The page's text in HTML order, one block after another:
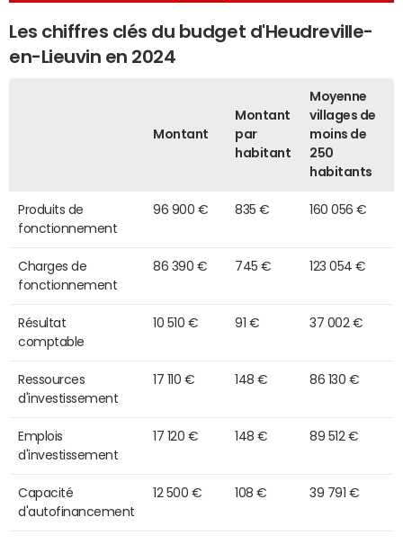
Les chiffres clés du budget d'Heudreville-
en-Lieuvin en 2024
Montant
Montant
par
habitant
Moyenne
villages de
moins de
250
habitants
Produits de
fonctionnement
96 900 € 835 € 160 056 €
Charges de
fonctionnement
86 390 € 745 € 123 054 €
Résultat
comptable
10 510 € 91 € 37 002 €
Ressources
d'investissement
17 110 € 148 € 86 130 €
Emplois
d'investissement
17 120 € 148 € 89 512 €
Capacité
d'autofinancement
12 500 € 108 € 39 791 €